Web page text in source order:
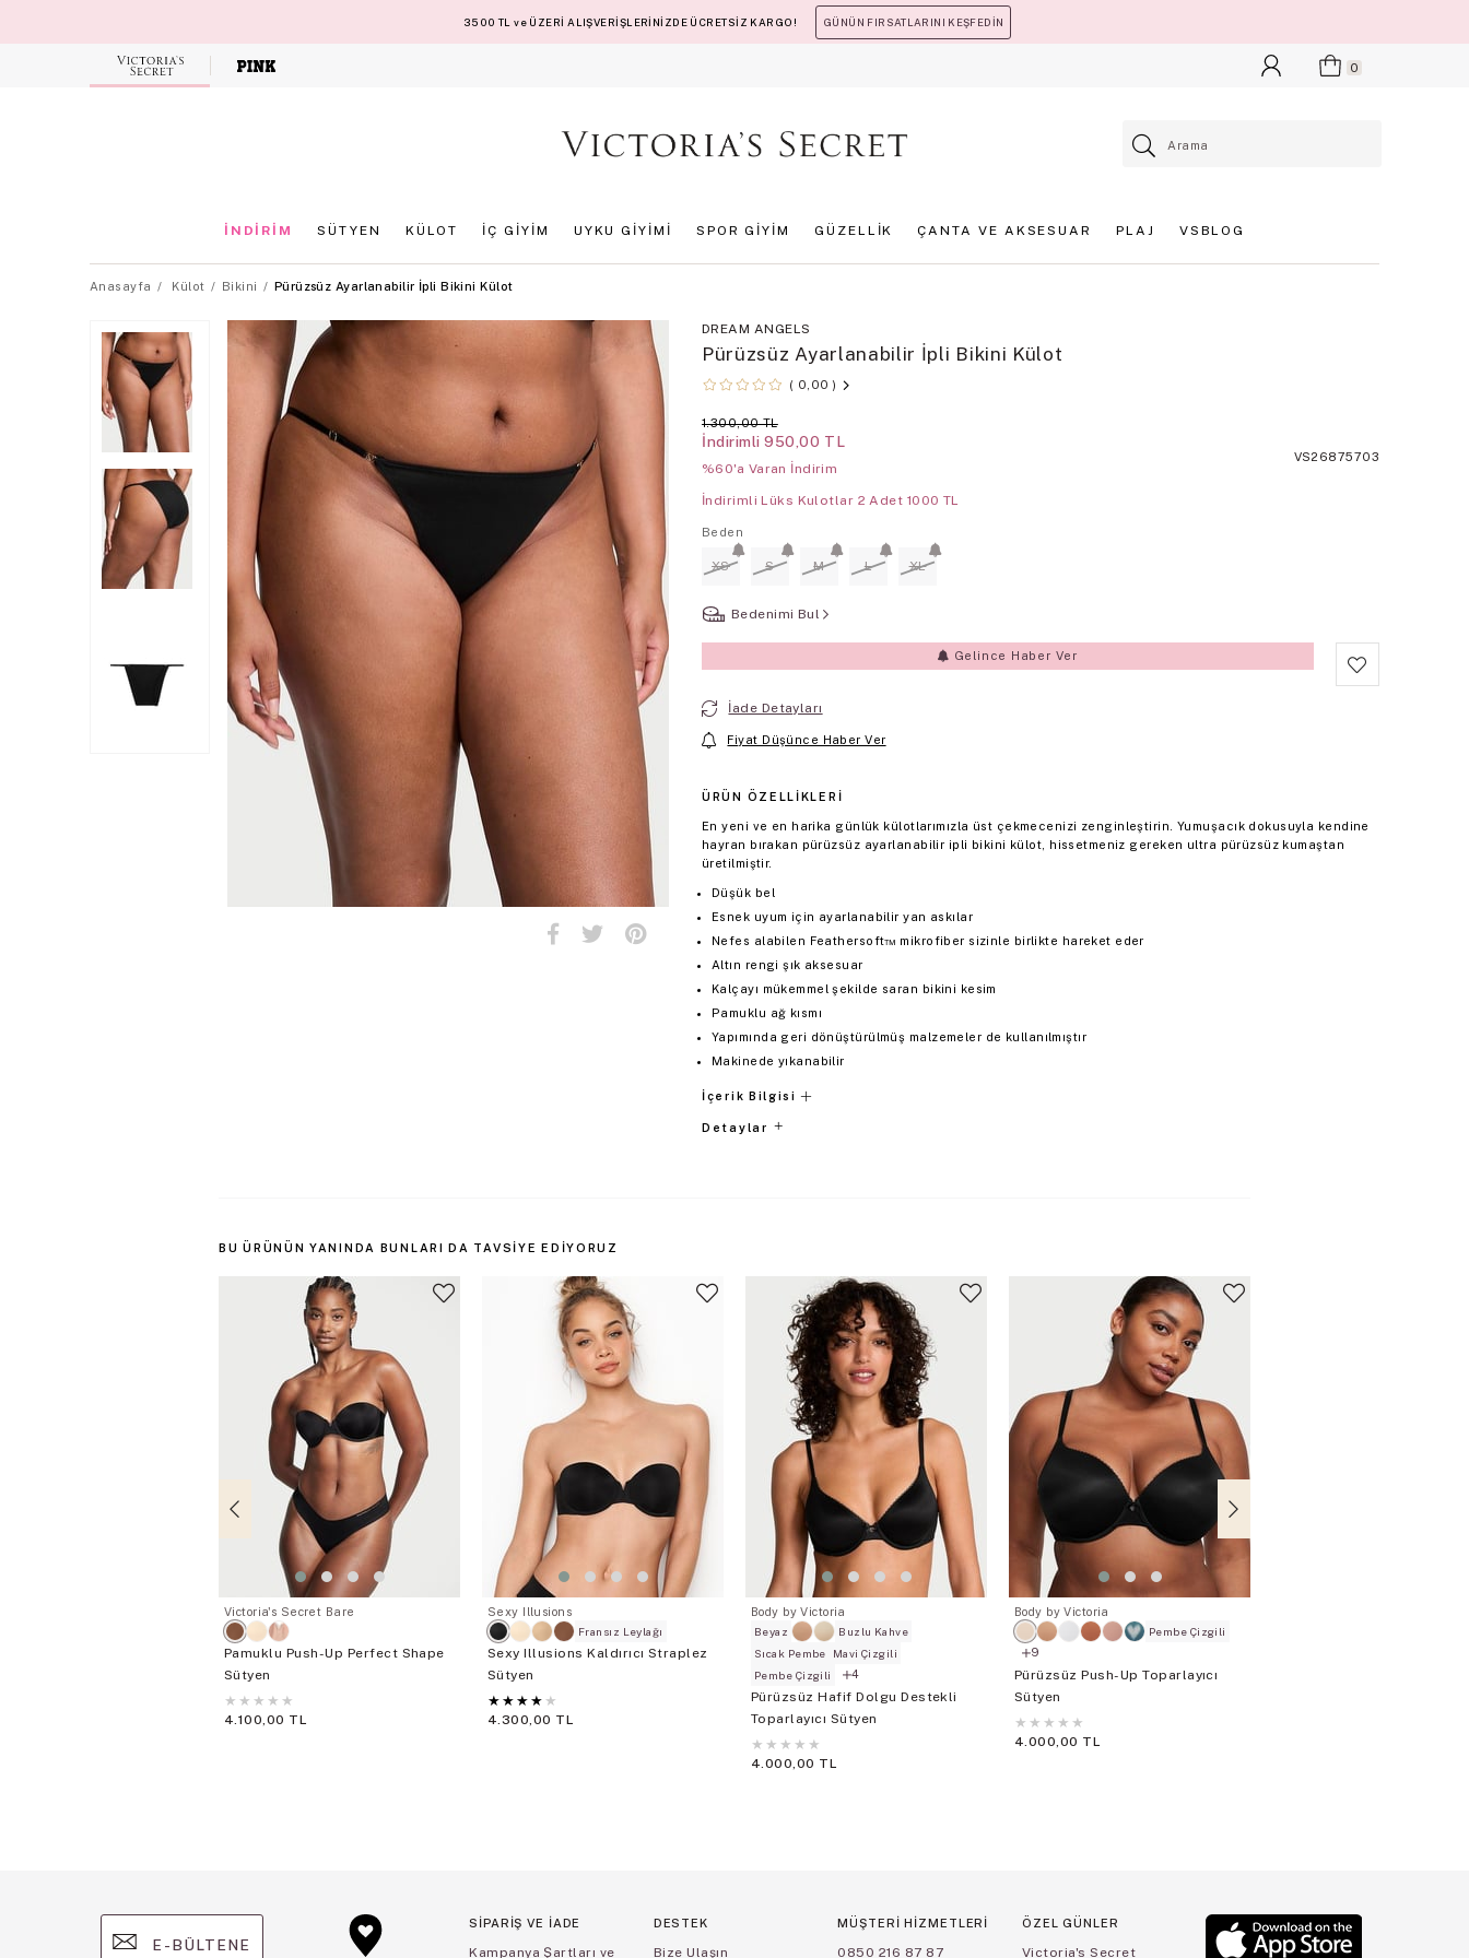
3500 TL ve ÜZERİ ALIŞVERİŞLERİNİZDE ÜCRETSİZ KARGO! GÜNÜN FIRSATLARINI KEŞFEDİN
Victoria's
Secret
0
İNDİRİM SÜTYEN KÜLOT İÇ GİYİM UYKU GİYİMİ SPOR GİYİM GÜZELLİK ÇANTA VE AKSESUAR PLAJ VSBLOG
Anasayfa Külot Bikini Pürüzsüz Ayarlanabilir İpli Bikini Külot
DREAM ANGELS
Pürüzsüz Ayarlanabilir İpli Bikini Külot
0,00
1.300,00 TL
İndirimli 950,00 TL
%60'a Varan İndirim
VS26875703
İndirimli Lüks Kulotlar 2 Adet 1000 TL
Beden
XS S M L XL
Bedenimi Bul
Gelince Haber Ver
İade Detayları
Fiyat Düşünce Haber Ver
ÜRÜN ÖZELLIKLERI
En yeni ve en harika günlük külotlarımızla üst çekmecenizi zenginleştirin. Yumuşacık dokusuyla kendine
hayran bırakan pürüzsüz ayarlanabilir ipli bikini külot, hissetmeniz gereken ultra pürüzsüz kumaştan
üretilmiştir.
Düşük bel
Esnek uyum için ayarlanabilir yan askılar
Nefes alabilen Feathersoft™ mikrofiber sizinle birlikte hareket eder
Altın rengi şık aksesuar
Kalçayı mükemmel şekilde saran bikini kesim
Pamuklu ağ kısmı
Yapımında geri dönüştürülmüş malzemeler de kullanılmıştır
Makinede yıkanabilir
İçerik Bilgisi
Detaylar
BU ÜRÜNÜN YANINDA BUNLARI DA TAVSIYE EDIYORUZ
Victoria's Secret Bare
Pamuklu Push-Up Perfect Shape
Sütyen
★ ★ ★ ★ ★
4.100,00 TL
Sexy Illusions
Fransız Leylağı
Sexy Illusions Kaldırıcı Straplez
Sütyen
★ ★ ★ ★ ★
4.300,00 TL
Body by Victoria
Beyaz
Buzlu Kahve
Sıcak Pembe
Mavi Çizgili
Pembe Çizgili
4
Pürüzsüz Hafif Dolgu Destekli
Toparlayıcı Sütyen
★ ★ ★ ★ ★
4.000,00 TL
Body by Victoria
Pembe Çizgili
9
Pürüzsüz Push-Up Toparlayıcı
Sütyen
★ ★ ★ ★ ★
4.000,00 TL
E-BÜLTENE
SİPARİŞ VE İADE
Kampanya Şartları ve
DESTEK
Bize Ulaşın
MÜŞTERİ HİZMETLERİ
0850 216 87 87
ÖZEL GÜNLER
Victoria's Secret